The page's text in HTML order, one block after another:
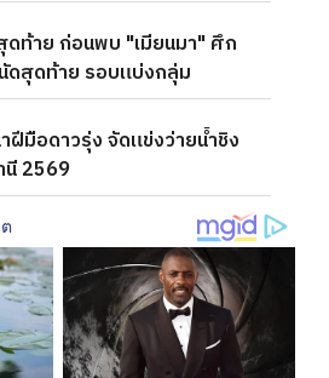
ท้าย ก่อนพบ "เมียนมา" ศึก
ดสุดท้าย รอบแบ่งกลุ่ม
มือดาวรุ่ง จัดแข่งว่ายน้ำชิง
นี 2569